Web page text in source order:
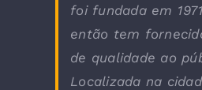
foi fundada em
então tem
de qualidade ao
Localizada na